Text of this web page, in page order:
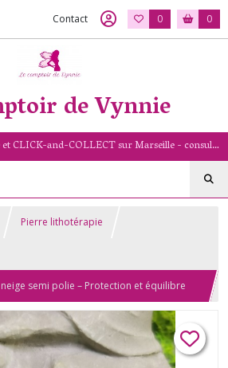
Contact 0 0
de Vynnie
Boutique ésotérique en ligne et CLICK-and-COLLECT sur Marseille - consultation de voyance par mail - livret numérologique (13/PACA)
Pierre lithotérapie
semi polie – Protection et équilibre